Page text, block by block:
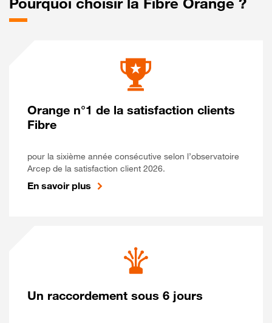
Orange n°1 de la satisfaction clients
Fibre
pour la sixième année consécutive selon l’observatoire
Arcep de la satisfaction client 2026.
En savoir plus
Un raccordement sous 6 jours